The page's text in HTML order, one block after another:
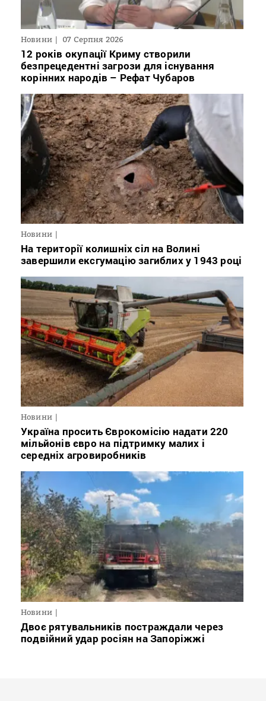
Новини 07 Серпня 2026
12 років окупації Криму створили
безпрецедентні загрози для існування
корінних народів – Рефат Чубаров
Новини
На території колишніх сіл на Волині
завершили ексгумацію загиблих у 1943 році
Новини
Україна просить Єврокомісію надати 220
мільйонів євро на підтримку малих і
середніх агровиробників
Новини
Двоє рятувальників постраждали через
подвійний удар росіян на Запоріжжі